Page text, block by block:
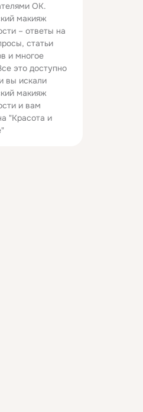
ОК.
макияж
– ответы на
статьи
и многое
это доступно
вы искали
макияж
и вам
"Красота и